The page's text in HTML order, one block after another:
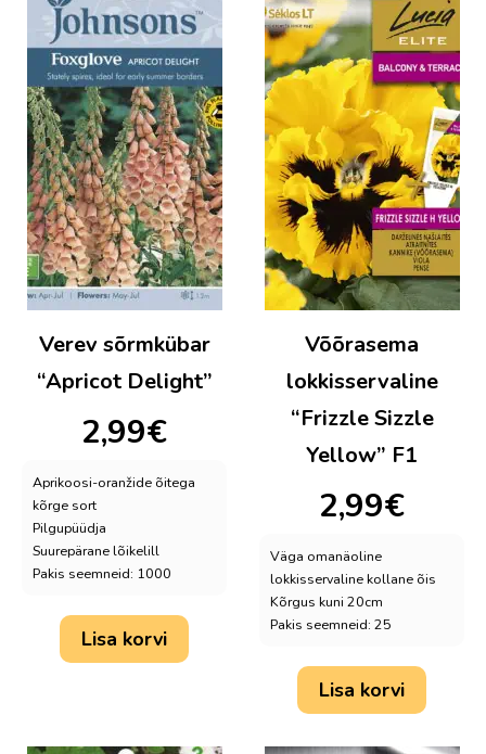
Verev sõrmkübar
“Apricot Delight”
2,99€
Aprikoosi-oranžide õitega
kõrge sort
Pilgupüüdja
Suurepärane lõikelill
Pakis seemneid: 1000
Lisa korvi
Võõrasema
lokkisservaline
“Frizzle Sizzle
Yellow” F1
2,99€
Väga omanäoline
lokkisservaline kollane õis
Kõrgus kuni 20cm
Pakis seemneid: 25
Lisa korvi